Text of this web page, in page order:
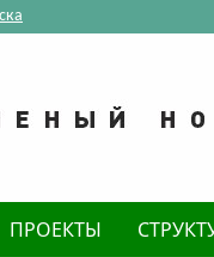
ПРОЕКТЫ